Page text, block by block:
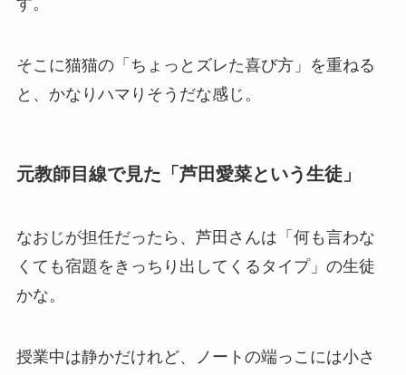
す。
そこに猫猫の「ちょっとズレた喜び方」を重ねる
と、かなりハマりそうだな感じ。
元教師目線で見た「芦田愛菜という生徒」
なおじが担任だったら、芦田さんは「何も言わな
くても宿題をきっちり出してくるタイプ」の生徒
かな。
授業中は静かだけれど、ノートの端っこには小さ